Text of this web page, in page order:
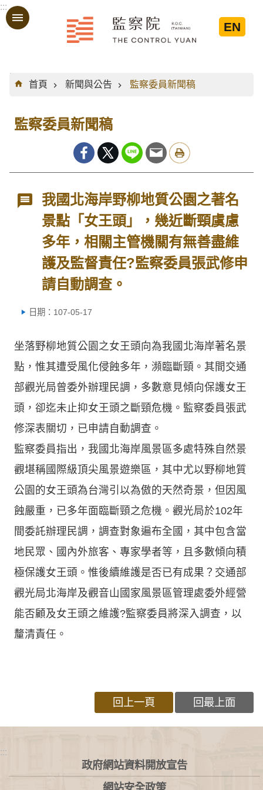
跳到主要內容區塊
:::
EN
:::
首頁
新聞與公告 監察委員新聞稿
監察委員新聞稿
我國北海岸野柳地質公園之著名
景點「女王頭」，幾近斷頸虞慮
多年，相關主管機關有無善盡維
護及監督責任?監察委員張武修申
請自動調查。
日期：107-05-17
坐落野柳地質公園之女王頭向為我國北海岸著名景
點，惟其遭受風化侵蝕多年，瀕臨斷頸。其間交通
部觀光局曾委外辦理民調，多數意見傾向保護女王
頭，卻迄未止抑女王頭之斷頸危機。監察委員張武
修深表關切，已申請自動調查。
監察委員指出，我國北海岸風景區多處特殊自然景
觀堪稱國際級頂尖風景遊樂區，其中尤以野柳地質
公園的女王頭為台灣引以為傲的天然奇景，但因風
蝕嚴重，已多年面臨斷頸之危機。觀光局於102年
間委託辦理民調，調查對象遍布全國，其中包含當
地民眾、國內外旅客、專家學者等，且多數傾向積
極保護女王頭。惟後續維護是否已有成果？交通部
觀光局北海岸及觀音山國家風景區管理處委外經營
能否顧及女王頭之維護?監察委員將深入調查，以
釐清責任。
回上一頁 回最上面
:::
政府網站資料開放宣告
網站安全政策